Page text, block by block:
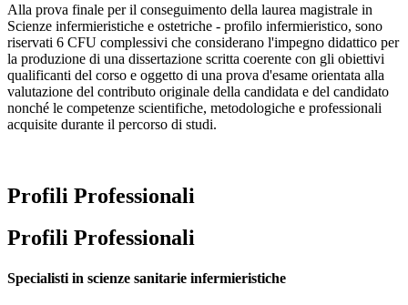
Alla prova finale per il conseguimento della laurea magistrale in
Scienze infermieristiche e ostetriche - profilo infermieristico, sono
riservati 6 CFU complessivi che considerano l'impegno didattico per
la produzione di una dissertazione scritta coerente con gli obiettivi
qualificanti del corso e oggetto di una prova d'esame orientata alla
valutazione del contributo originale della candidata e del candidato
nonché le competenze scientifiche, metodologiche e professionali
acquisite durante il percorso di studi.
Profili Professionali
Profili Professionali
Specialisti in scienze sanitarie infermieristiche